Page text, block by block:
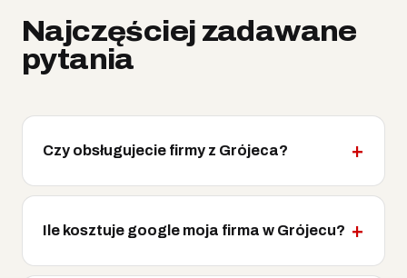
Najczęściej zadawane
pytania
Czy obsługujecie firmy z Grójeca?
Ile kosztuje google moja firma w Grójecu?